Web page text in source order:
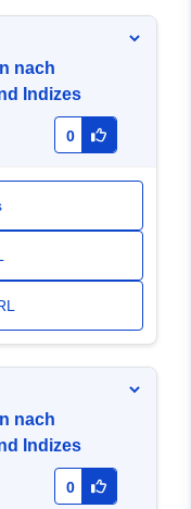
nach
Indizes
0
nach
Indizes
0